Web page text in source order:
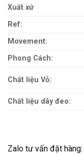
Xuất xứ
Ref:
Movement:
Phong Cách:
Chất liệu Vỏ:
Chất liệu dây đeo:
Zalo tư vấn đặt hàng: